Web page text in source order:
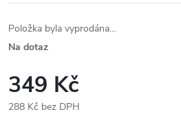
Položka byla vyprodána…
Na dotaz
349 Kč
288 Kč bez DPH